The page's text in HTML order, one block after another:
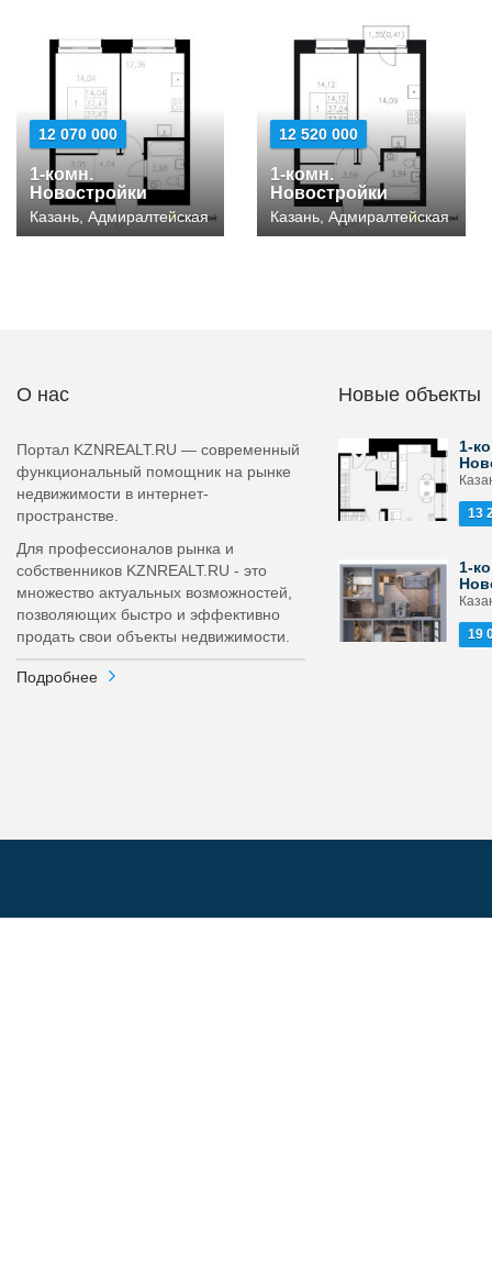
12 070 000
1-комн.
Новостройки
Казань, Адмиралтейская
12 520 000
1-комн.
Новостройки
Казань, Адмиралтейская
О нас
Портал KZNREALT.RU — современный
функциональный помощник на рынке
недвижимости в интернет-
пространстве.
Для профессионалов рынка и
собственников KZNREALT.RU - это
множество актуальных возможностей,
позволяющих быстро и эффективно
продать свои объекты недвижимости.
Подробнее
Новые объекты
1-
13
1-
19